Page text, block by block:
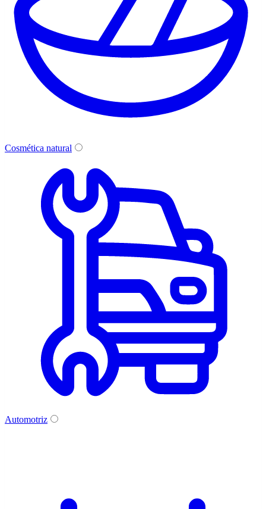
Cosmética natural
Automotriz